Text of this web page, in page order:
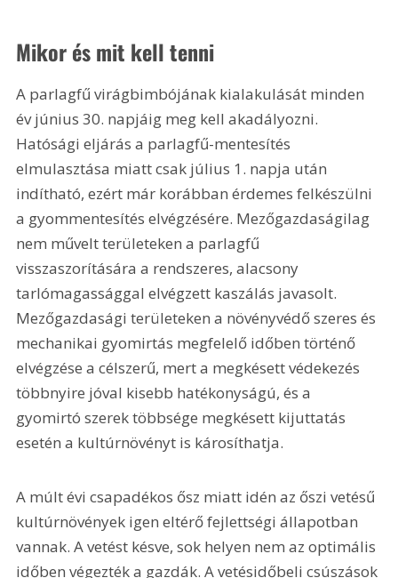
Mikor és mit kell tenni
A parlagfű virágbimbójának kialakulását minden
év június 30. napjáig meg kell akadályozni.
Hatósági eljárás a parlagfű-mentesítés
elmulasztása miatt csak július 1. napja után
indítható, ezért már korábban érdemes felkészülni
a gyommentesítés elvégzésére. Mezőgazdaságilag
nem művelt területeken a parlagfű
visszaszorítására a rendszeres, alacsony
tarlómagassággal elvégzett kaszálás javasolt.
Mezőgazdasági területeken a növényvédő szeres és
mechanikai gyomirtás megfelelő időben történő
elvégzése a célszerű, mert a megkésett védekezés
többnyire jóval kisebb hatékonyságú, és a
gyomirtó szerek többsége megkésett kijuttatás
esetén a kultúrnövényt is károsíthatja.
A múlt évi csapadékos ősz miatt idén az őszi vetésű
kultúrnövények igen eltérő fejlettségi állapotban
vannak. A vetést késve, sok helyen nem az optimális
időben végezték a gazdák. A vetésidőbeli csúszások